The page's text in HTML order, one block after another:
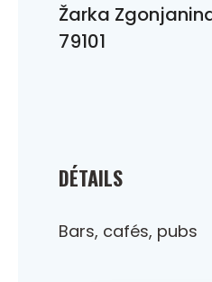
DÉTAILS
Bars, cafés, pubs
Žarka
79101